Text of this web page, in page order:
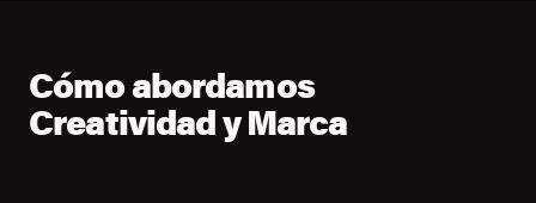
Cómo abordamos
Creatividad y Marca